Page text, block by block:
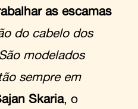
as escamas
do cabelo dos
modelados
sempre em
Skaria, o